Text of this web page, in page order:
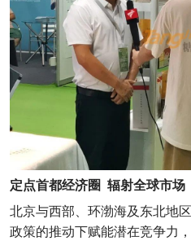
定点首都经济圈 辐射全球市场
北京与西部、环渤海及东北地
政策的推动下赋能潜在竞争力